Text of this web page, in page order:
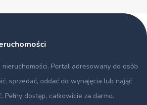
nieruchomości. Portal adresowany do osób
sprzedać, oddać do wynajęcia lub nająć
Pełny dostęp, całkowicie za darmo.